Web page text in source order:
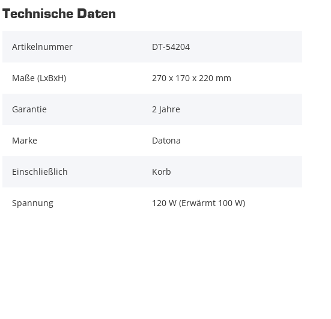
Technische Daten
Artikelnummer DT-54204
Maße (LxBxH) 270 x 170 x 220 mm
Garantie 2 Jahre
Marke Datona
Einschließlich Korb
Spannung 120 W (Erwärmt 100 W)